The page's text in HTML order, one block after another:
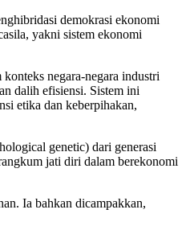
demokrasi ekonomi
yakni sistem ekonomi
negara-negara industri
dalih efisiensi. Sistem ini
etika dan keberpihakan,
genetic) dari generasi
jati diri dalam berekonomi
Ia bahkan dicampakkan,